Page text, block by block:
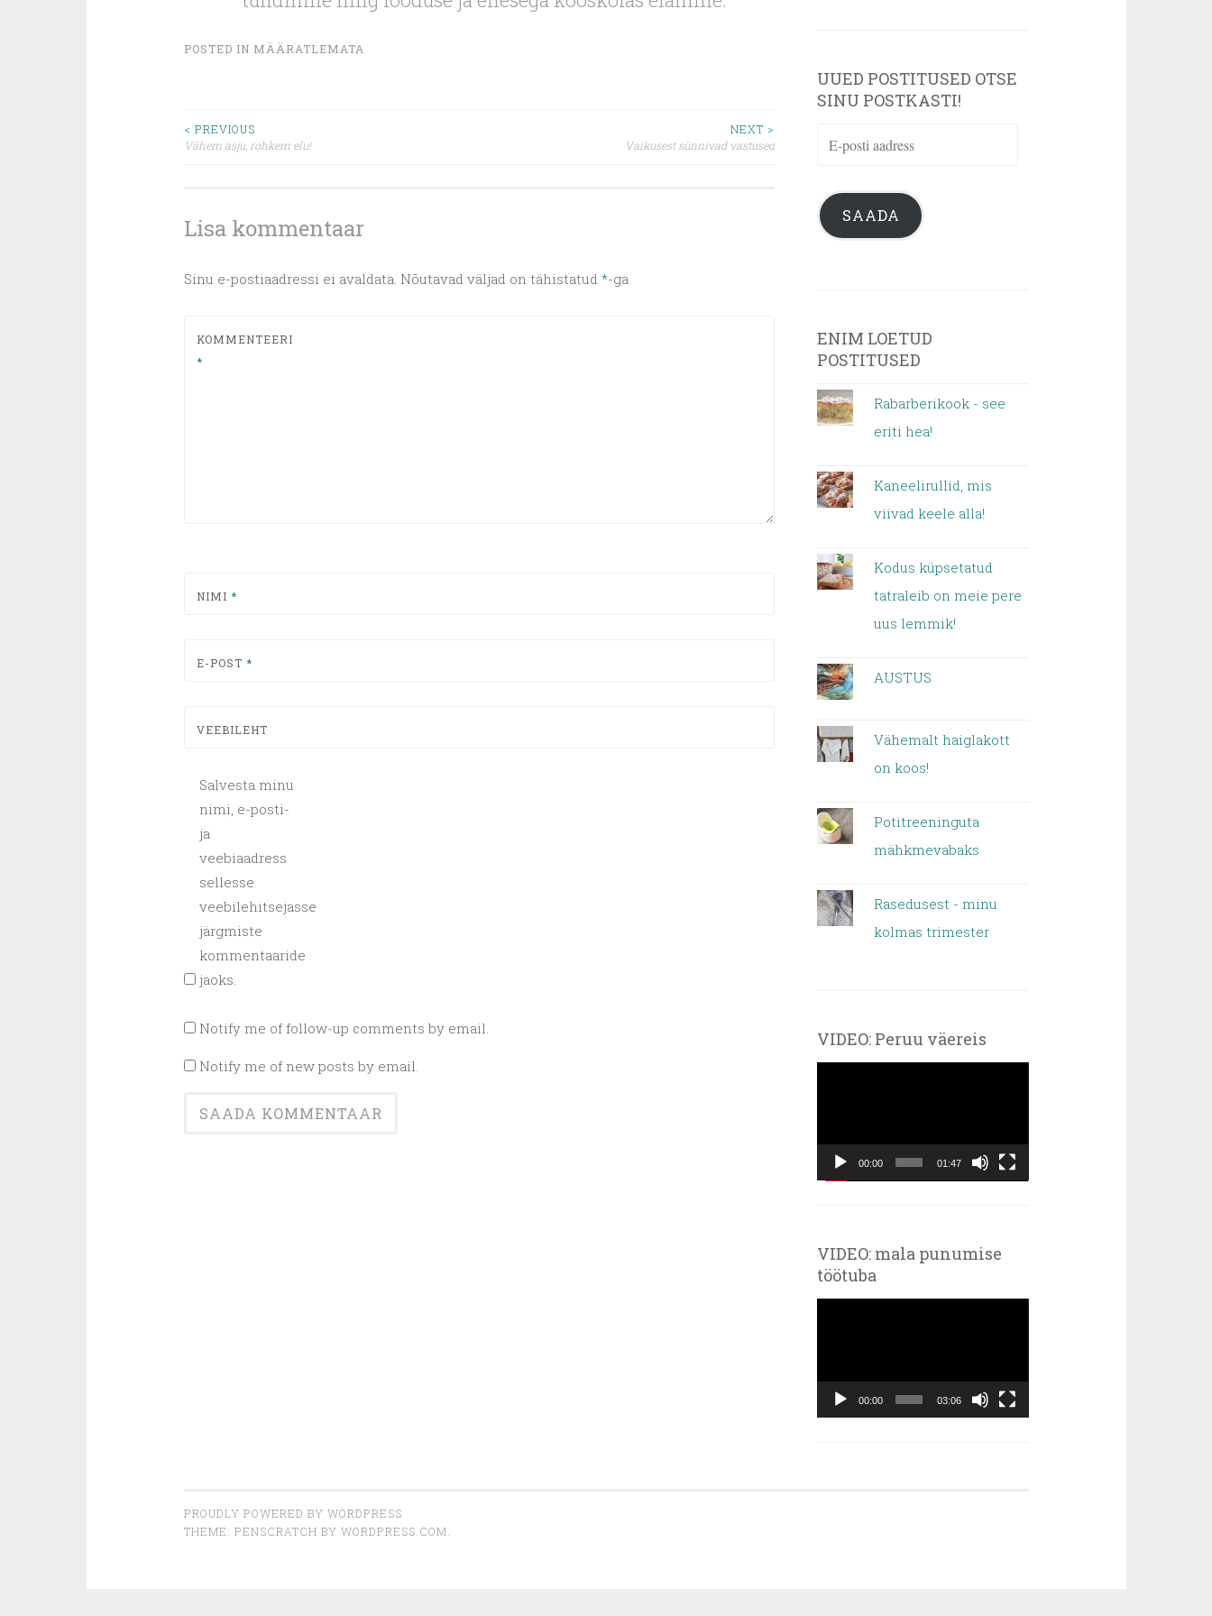
POSTED IN MÄÄRATLEMATA
Post
< PREVIOUS
Vähem asju, rohkem elu!
NEXT >
Vaikusest sünnivad vastused
Lisa kommentaar
Sinu e-postiaadressi ei avaldata. Nõutavad väljad on tähistatud *-ga
KOMMENTEERI
*
NIMI *
E-POST *
VEEBILEHT
Salvesta minu
nimi, e-posti-
ja
veebiaadress
sellesse
veebilehitsejasse
järgmiste
kommentaaride
jaoks.
Notify me of follow-up comments by email.
Notify me of new posts by email.
UUED POSTITUSED OTSE
SINU POSTKASTI!
E-
aadress
SAADA
ENIM LOETUD
POSTITUSED
Rabarberikook - see
eriti hea!
Kaneelirullid, mis
viivad keele alla!
Kodus küpsetatud
tatraleib on meie pere
uus lemmik!
AUSTUS
Vähemalt haiglakott
on koos!
Potitreeninguta
mähkmevabaks
Rasedusest - minu
kolmas trimester
VIDEO: Peruu väereis
00:00 01:47
VIDEO: mala punumise
töötuba
00:00 03:06
PROUDLY POWERED BY WORDPRESS
THEME: PENSCRATCH BY WORDPRESS.COM